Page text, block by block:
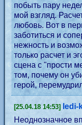
побыть пару
мой взгляд.
любовь. Вот в
заботиться и
нежность и
только расчет и
сцена с "прости
том, почему он
герой,
[25.04.18 14:53] ledi-
Неоднозначное